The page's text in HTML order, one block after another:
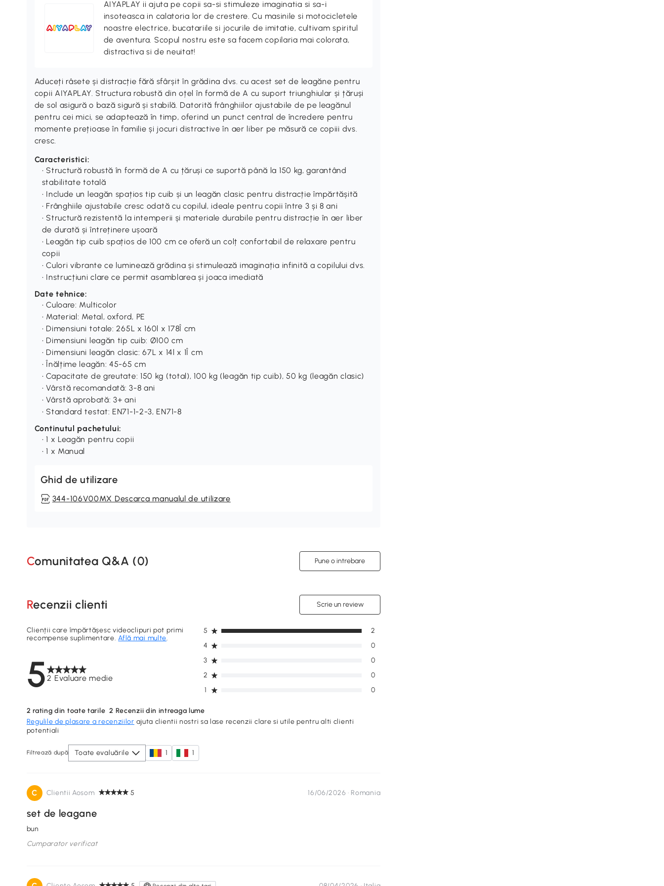
AIYAPLAY ii ajuta pe copii sa-si stimuleze imaginatia si sa-i
insoteasca in calatoria lor de crestere. Cu masinile si motocicletele
noastre electrice, bucatariile si jocurile de imitatie, cultivam spiritul
de aventura. Scopul nostru este sa facem copilaria mai colorata,
distractiva si de neuitat!
Aduceți râsete și distracție fără sfârșit în grădina dvs. cu acest set de leagăne pentru
copii AIYAPLAY. Structura robustă din oțel în formă de A cu suport triunghiular și țăruși
de sol asigură o bază sigură și stabilă. Datorită frânghiilor ajustabile de pe leagănul
pentru cei mici, se adaptează în timp, oferind un punct central de încredere pentru
momente prețioase în familie și jocuri distractive în aer liber pe măsură ce copiii dvs.
cresc.
Caracteristici:
• Structură robustă în formă de A cu țăruși ce suportă până la 150 kg, garantând
stabilitate totală
• Include un leagăn spațios tip cuib și un leagăn clasic pentru distracție împărtășită
• Frânghiile ajustabile cresc odată cu copilul, ideale pentru copii între 3 și 8 ani
• Structură rezistentă la intemperii și materiale durabile pentru distracție în aer liber
de durată și întreținere ușoară
• Leagăn tip cuib spațios de 100 cm ce oferă un colț confortabil de relaxare pentru
copii
• Culori vibrante ce luminează grădina și stimulează imaginația infinită a copilului dvs.
• Instrucțiuni clare ce permit asamblarea și joaca imediată
Date tehnice:
• Culoare: Multicolor
• Material: Metal, oxford, PE
• Dimensiuni totale: 265L x 160l x 178Î cm
• Dimensiuni leagăn tip cuib: Ø100 cm
• Dimensiuni leagăn clasic: 67L x 14l x 1Î cm
• Înălțime leagăn: 45-65 cm
• Capacitate de greutate: 150 kg (total), 100 kg (leagăn tip cuib), 50 kg (leagăn clasic)
• Vârstă recomandată: 3-8 ani
• Vârstă aprobată: 3+ ani
• Standard testat: EN71-1-2-3, EN71-8
Continutul pachetului:
• 1 x Leagăn pentru copii
• 1 x Manual
Ghid de utilizare
344-106V00MX Descarca manualul de utilizare
Comunitatea Q&A (0) Pune o intrebare
Recenzii clienti Scrie un review
52 Evaluare medie
Clienții care împărtășesc videoclipuri pot primi
recompense suplimentare.Află mai multe.
1 0
2 0
3 0
4 0
5 2
2 rating din toate tarile 2 Recenzii din intreaga lume
Regulile de plasare a recenziilor ajuta clientii nostri sa lase recenzii clare si utile pentru alti clienti
potentiali
Filtrează după Toate evaluările 1 1
C Clientii Aosom 5 16/06/2026 · Romania
set de leagane
bun
Cumparator verificat